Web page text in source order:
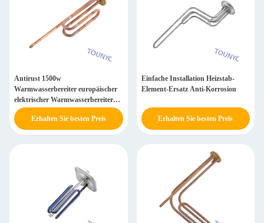
Antirust 1500w
Warmwasserbereiter europäischer
elektrischer Warmwasserbereiter
Ersatz
Erhalten Sie besten Preis
Einfache Installation Heizstab-
Element-Ersatz Anti-Korrosion
Erhalten Sie besten Preis